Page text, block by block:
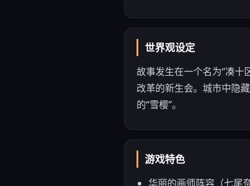
世界观设定
故事发生在一个名为“凑十
改革的新生会。城市中隐
的“雪樱”。
游戏特色
华丽的画师阵容（七尾奈